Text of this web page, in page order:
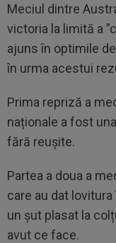
Meciul dintre
victoria la limită a
ajuns în optimile
în urma acestui
Prima repriză a
naționale a fost
fără reușite.
Partea a doua a
care au dat
un șut plasat la
avut ce face.